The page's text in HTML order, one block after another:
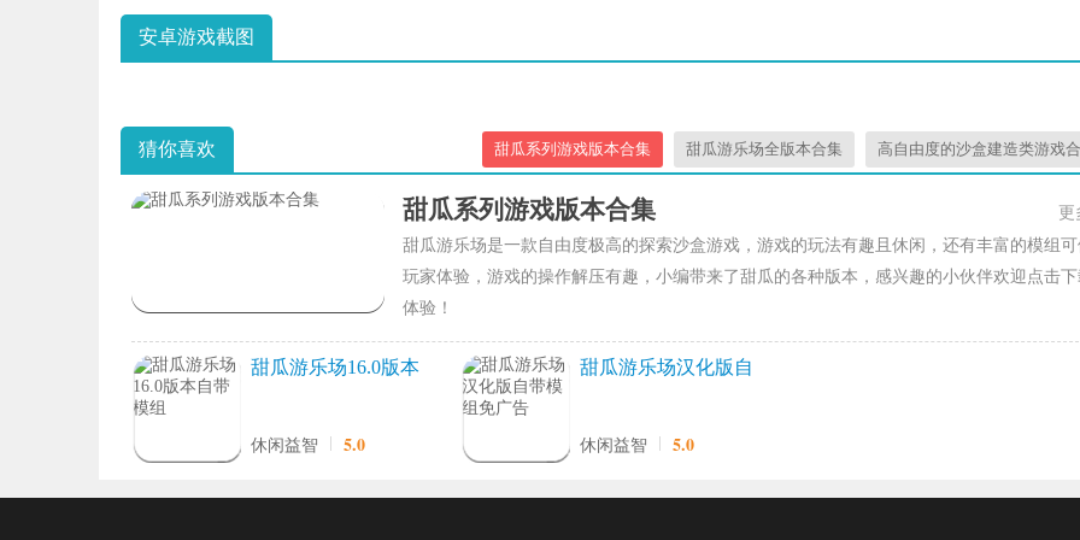
安卓游戏截图
猜你喜欢 甜瓜系列游戏版本合集 甜瓜游乐场全版本合集 高自由度的沙盒建造类游戏
甜瓜系列游戏版本合集
更
甜瓜游乐场是一款自由度极高的探索沙盒游戏，游戏的玩法有趣且休闲，还有丰富的模组
玩家体验，游戏的操作解压有趣，小编带来了甜瓜的各种版本，感兴趣的小伙伴欢迎点击
体验！
甜瓜游乐场16.0版本
休闲益智 5.0
甜瓜游乐场汉化版自
休闲益智 5.0